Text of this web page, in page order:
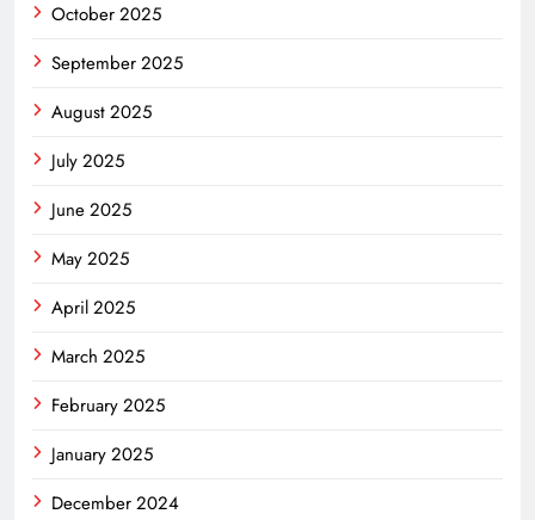
October 2025
September 2025
August 2025
July 2025
June 2025
May 2025
April 2025
March 2025
February 2025
January 2025
December 2024